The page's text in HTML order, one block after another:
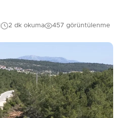
2 dk okuma 457 görüntülenme